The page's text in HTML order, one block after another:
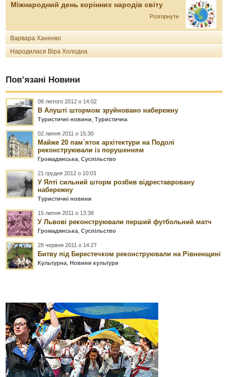
Міжнародний день корінних народів світу
Розгорнути
Варвара Ханенко
Народилася Віра Холодна
Пов’язані Новини
08 лютого 2012 о 14:02
В Алушті штормом зруйновано набережну
Туристичні новини ,Туристична
02 липня 2011 о 15:30
Майже 20 пам`яток архітектури на Подолі
реконструювали із порушенням
Громадянська ,Суспільство
21 грудня 2012 о 10:03
У Ялті сильний шторм розбив відреставровану
набережну
Туристичні новини
15 липня 2011 о 13:38
У Львові реконструювали перший футбольний матч
Громадянська ,Суспільство
28 червня 2011 о 14:27
Битву під Берестечком реконструювали на Рівненщині
Культурна ,Новини культури